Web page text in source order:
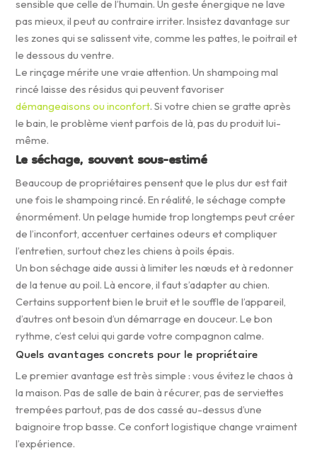
sensible que celle de l’humain. Un geste énergique ne lave
pas mieux, il peut au contraire irriter. Insistez davantage sur
les zones qui se salissent vite, comme les pattes, le poitrail et
le dessous du ventre.
Le rinçage mérite une vraie attention. Un shampoing mal
rincé laisse des résidus qui peuvent favoriser
démangeaisons ou inconfort. Si votre chien se gratte après
le bain, le problème vient parfois de là, pas du produit lui-
même.
Le séchage, souvent sous-estimé
Beaucoup de propriétaires pensent que le plus dur est fait
une fois le shampoing rincé. En réalité, le séchage compte
énormément. Un pelage humide trop longtemps peut créer
de l’inconfort, accentuer certaines odeurs et compliquer
l’entretien, surtout chez les chiens à poils épais.
Un bon séchage aide aussi à limiter les nœuds et à redonner
de la tenue au poil. Là encore, il faut s’adapter au chien.
Certains supportent bien le bruit et le souffle de l’appareil,
d’autres ont besoin d’un démarrage en douceur. Le bon
rythme, c’est celui qui garde votre compagnon calme.
Quels avantages concrets pour le propriétaire
Le premier avantage est très simple : vous évitez le chaos à
la maison. Pas de salle de bain à récurer, pas de serviettes
trempées partout, pas de dos cassé au-dessus d’une
baignoire trop basse. Ce confort logistique change vraiment
l’expérience.